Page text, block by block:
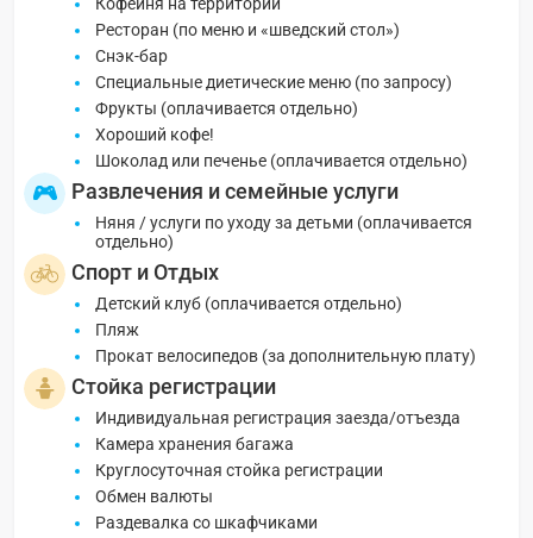
Ресторан (по меню и «шведский стол»)
Снэк-бар
Специальные диетические меню (по запросу)
Фрукты (оплачивается отдельно)
Хороший кофе!
Шоколад или печенье (оплачивается отдельно)
Развлечения и семейные услуги
Няня / услуги по уходу за детьми (оплачивается
отдельно)
Спорт и Отдых
Детский клуб (оплачивается отдельно)
Пляж
Прокат велосипедов (за дополнительную плату)
Стойка регистрации
Индивидуальная регистрация заезда/отъезда
Камера хранения багажа
Круглосуточная стойка регистрации
Обмен валюты
Раздевалка со шкафчиками